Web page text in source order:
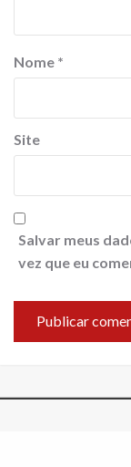
Nome *
Site
Salvar meus
vez que eu